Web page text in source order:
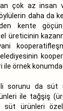
çok az insan
daha da
kente
üreticinin
ile örnek
sorunu da süt
ile tağşiş
süt ürünleri